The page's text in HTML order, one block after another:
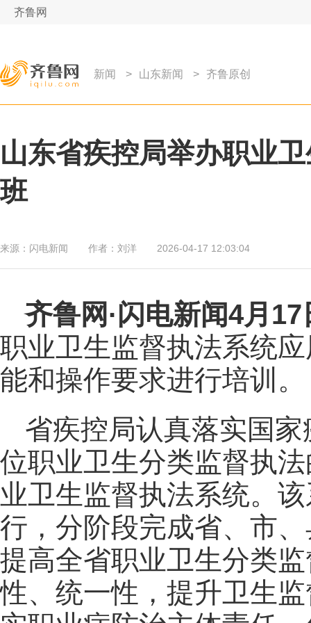
齐鲁网
新闻 > 山东新闻 > 齐鲁原创
山东省疾控局举办职业
班
来源： 闪电新闻 作者： 刘洋 2026-04-17 12:03:04
齐鲁网 ·闪电新闻4月17
职业卫生监督执法系统
能和操作要求进行培
省疾控局认真落实国
位职业卫生分类监督执
业卫生监督执法系统。
行，分阶段完成省、市
提高全省职业卫生分类
性、统一性，提升卫生